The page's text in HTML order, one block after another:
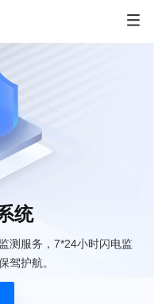
统
测服务，7*24小时闪电监
驾护航。